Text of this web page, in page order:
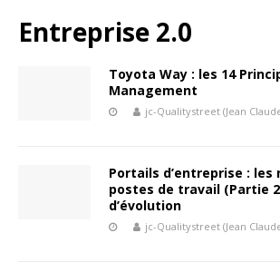
Entreprise 2.0
Toyota Way : les 14
Management
jc-Qualitystreet (Jean
Portails d’entreprise : les
postes de travail (Partie
d’évolution
jc-Qualitystreet (Jean